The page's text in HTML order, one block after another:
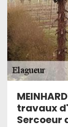
travaux
Sercoeur